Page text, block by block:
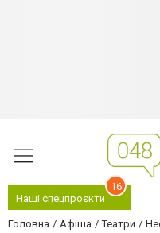
Наші спецпроєкти
16
Головна Афіша Театри